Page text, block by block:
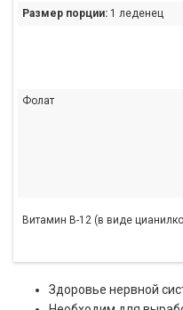
Размер порции: 1 леденец
Фолат
Витамин B-12 (в виде
Здоровье нервной